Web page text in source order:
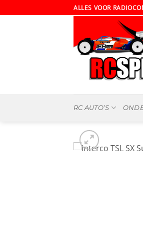
naar
ALLES VOOR
RC AUTO’S